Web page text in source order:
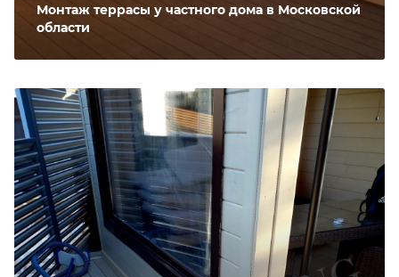
Монтаж террасы у частного дома в Московской
области